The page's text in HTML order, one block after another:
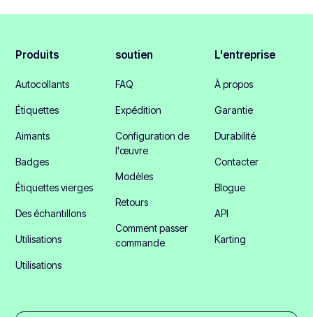
Produits
Autocollants
Étiquettes
Aimants
Badges
Étiquettes vierges
Des échantillons
Utilisations
Utilisations
soutien
FAQ
Expédition
Configuration de
l'œuvre
Modèles
Retours
Comment passer
commande
L'entreprise
À propos
Garantie
Durabilité
Contacter
Blogue
API
Karting